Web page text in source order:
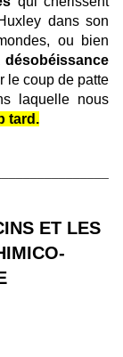
dans son
ou bien
le coup de patte
laquelle nous
tard.
ET LES